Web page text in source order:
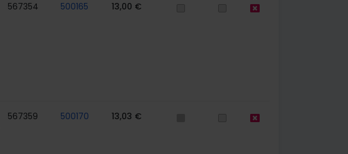
567354 500165 13,00 €
567359 500170 13,03 €